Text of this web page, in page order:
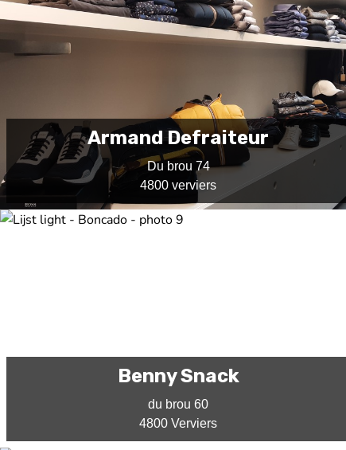
Armand Defraiteur
Du brou 74
4800 verviers
Benny Snack
du brou 60
4800 Verviers